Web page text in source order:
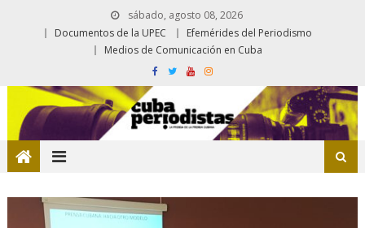
sábado, agosto 08, 2026
Documentos de la UPEC
Efemérides del Periodismo
Medios de Comunicación en Cuba